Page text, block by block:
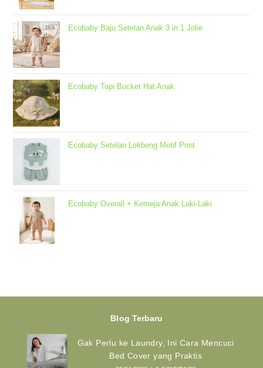
Ecobaby Baju Setelan Anak 3 in 1 Jolie
Ecobaby Topi Bucket Hat Anak
Ecobaby Setelan Lekbong Motif Print
Ecobaby Overall + Kemeja Anak Laki-Laki
Blog Terbaru
Gak Perlu ke Laundry, Ini Cara Mencuci
Bed Cover yang Praktis